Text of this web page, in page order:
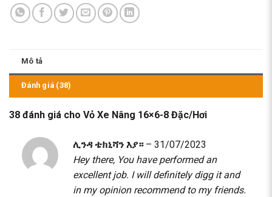
Mô tả
Đánh giá (38)
38 đánh giá cho Vỏ Xe Nâng 16×6-8 Đặc/Hơi
ሊንዳ ቴክኒሻን እያ። – 31/07/2023
Hey there, You have performed an
excellent job. I will definitely digg it and
in my opinion recommend to my friends.